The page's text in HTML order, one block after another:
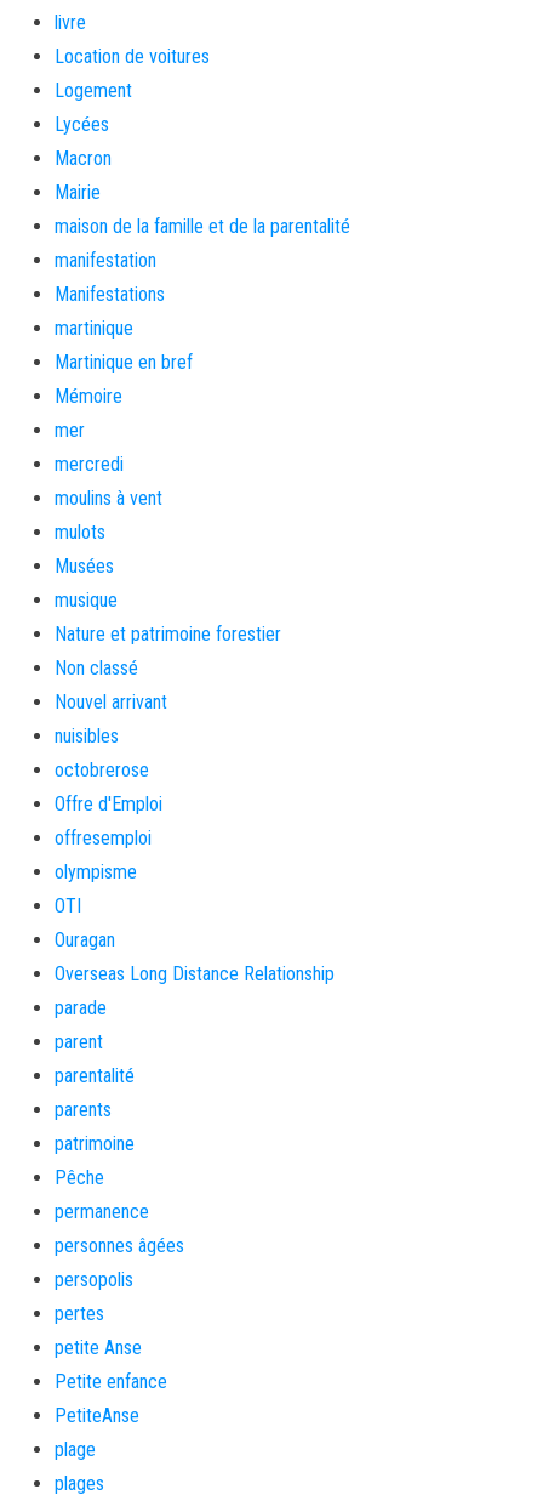
livre
Location de voitures
Logement
Lycées
Macron
Mairie
maison de la famille et de la parentalité
manifestation
Manifestations
martinique
Martinique en bref
Mémoire
mer
mercredi
moulins à vent
mulots
Musées
musique
Nature et patrimoine forestier
Non classé
Nouvel arrivant
nuisibles
octobrerose
Offre d'Emploi
offresemploi
olympisme
OTI
Ouragan
Overseas Long Distance Relationship
parade
parent
parentalité
parents
patrimoine
Pêche
permanence
personnes âgées
persopolis
pertes
petite Anse
Petite enfance
PetiteAnse
plage
plages